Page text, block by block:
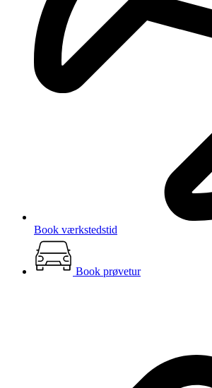
Book værkstedstid
Book prøvetur